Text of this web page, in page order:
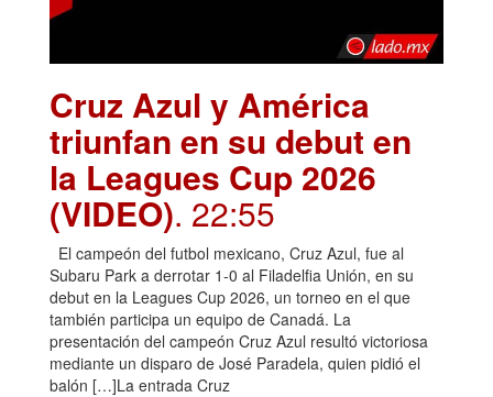
Cruz Azul y América
triunfan en su debut en
la Leagues Cup 2026
(VIDEO). 22:55
El campeón del futbol mexicano, Cruz Azul, fue al
Subaru Park a derrotar 1-0 al Filadelfia Unión, en su
debut en la Leagues Cup 2026, un torneo en el que
también participa un equipo de Canadá. La
presentación del campeón Cruz Azul resultó victoriosa
mediante un disparo de José Paradela, quien pidió el
balón […]La entrada Cruz